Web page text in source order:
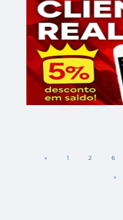
« 1 2 6
»